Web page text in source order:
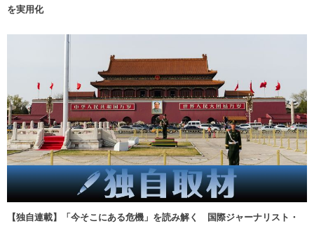
を実用化
【独自連載】「今そこにある危機」を読み解く 国際ジャーナリスト・